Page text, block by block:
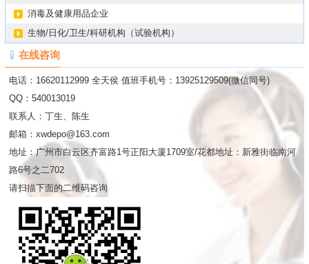
消毒及健康用品企业
生物/日化/卫生/科研机构（试验机构）
在线咨询
电话：16620112999 全天侯 值班手机号：13925129509(微信同号)
QQ：540013019
联系人：丁生、陈生
邮箱：xwdepo@163.com
地址：广州市白云区齐富路1号正阳大厦1709室/花都地址：新雅街临南河
路6号之二702
请扫描下面的二维码咨询